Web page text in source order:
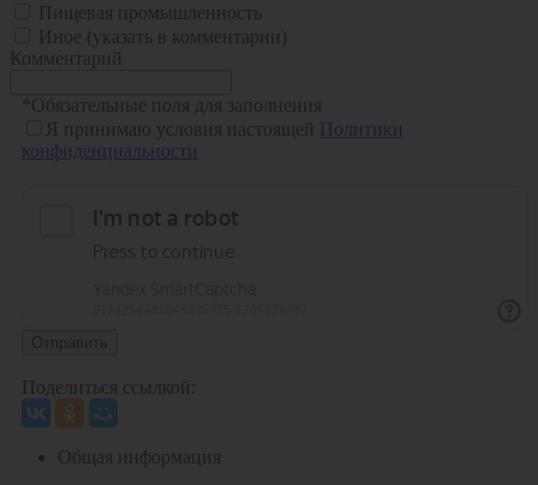
Пищевая промышленность
Иное (указать в комментарии)
Комментарий
Обязательные поля для заполнения
Я принимаю условия настоящей Политики
конфиденциальности
Поделиться ссылкой:
Общая информация